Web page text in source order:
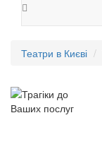
Театри в Києві